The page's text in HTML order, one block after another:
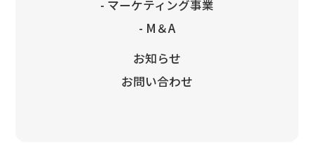
- マーケティング事業
- M＆A
お知らせ
お問い合わせ